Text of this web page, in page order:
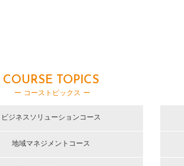
COURSE TOPICS
ー コーストピックス ー
ビジネスソリューションコース
地域マネジメントコース